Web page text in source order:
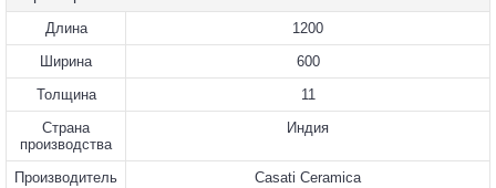
Длина
1200
Ширина
600
Толщина
11
Страна
производства
Индия
Производитель
Casati Ceramica